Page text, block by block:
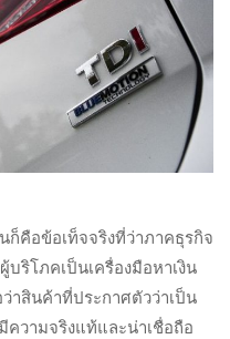
ก็คือข้อเท็จจริงที่ว่าภาคธุรกิจ
ริโภคเป็นเครื่องมือหาเงิน
าสินค้าที่ประกาศตัวว่าเป็น
วามจริงแท้และน่าเชื่อถือ